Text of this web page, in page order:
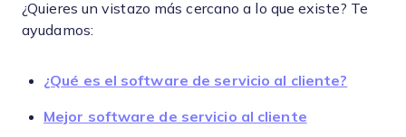
¿Quieres un vistazo más cercano a lo que existe? Te
ayudamos:
¿Qué es el software de servicio al cliente?
Mejor software de servicio al cliente